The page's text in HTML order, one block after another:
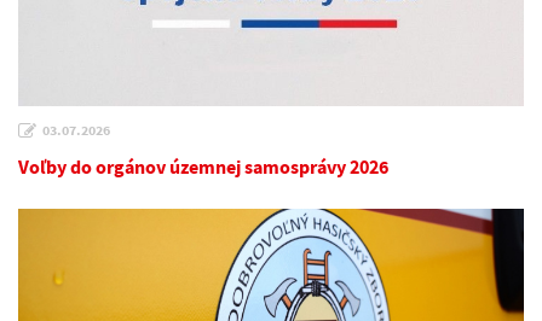
03.07.2026
Voľby do orgánov územnej samosprávy 2026